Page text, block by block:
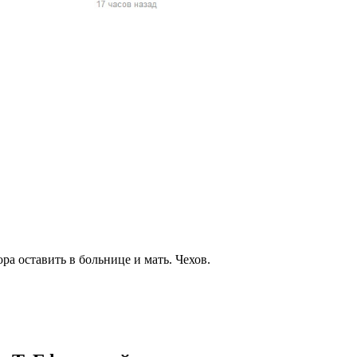
женщин и
страны),
оставить в больнице и мать. Чехов.